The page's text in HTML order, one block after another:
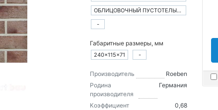
ОБЛИЦОВОЧНЫЙ ПУСТОТЕЛЫЙ КИРПИЧ
-
Габаритные размеры, мм
240×115×71 -
Производитель
Roeben
Родина
производителя
Германия
Коэффициент
0,68